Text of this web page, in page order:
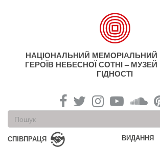
НАЦІОНАЛЬНИЙ
ГЕРОЇВ НЕБЕСНОЇ СОТНІ –
ГІДНОСТІ
Пошукова
форма
Пошук
СПІВПРАЦЯ
ВИДАННЯ